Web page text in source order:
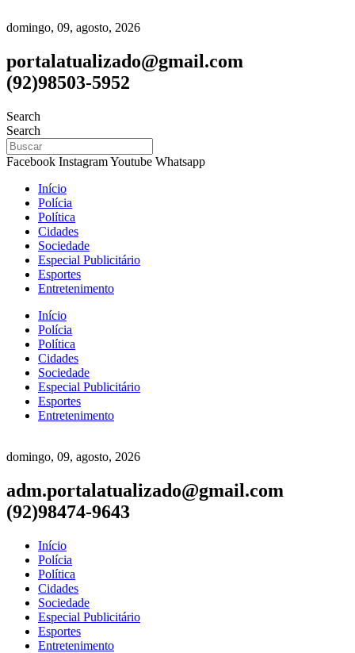
domingo, 09, agosto, 2026
portalatualizado@gmail.com
(92)98503-5952
Search
Search
Facebook InstagramYoutube Whatsapp
Início
Polícia
Política
Cidades
Sociedade
Especial Publicitário
Esportes
Entretenimento
Início
Polícia
Política
Cidades
Sociedade
Especial Publicitário
Esportes
Entretenimento
domingo, 09, agosto, 2026
adm.portalatualizado@gmail.com
(92)98474-9643
Início
Polícia
Política
Cidades
Sociedade
Especial Publicitário
Esportes
Entretenimento